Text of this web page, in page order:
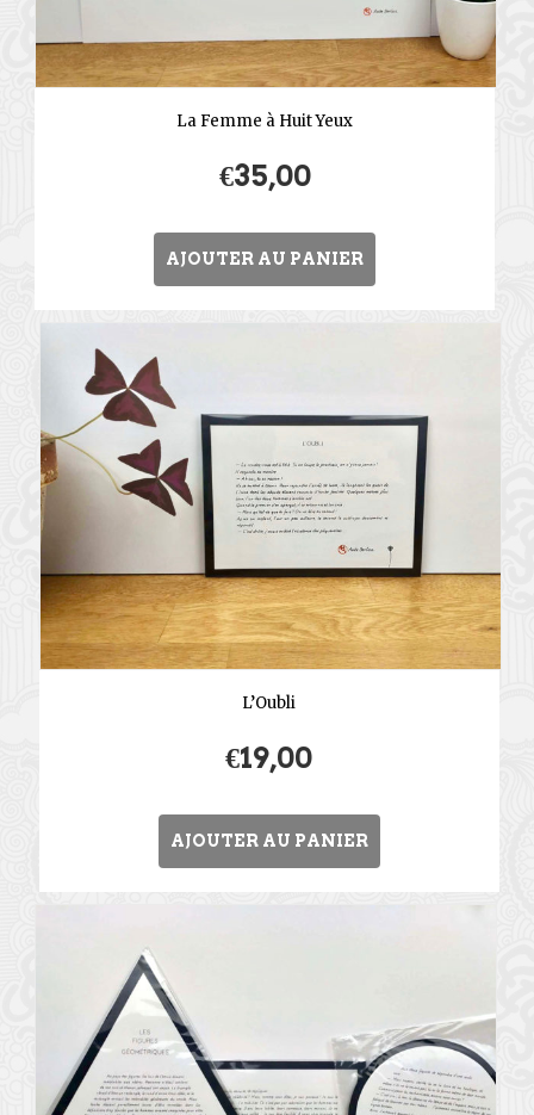
La Femme à Huit Yeux
€35,00
AJOUTER AU PANIER
L’Oubli
€19,00
AJOUTER AU PANIER